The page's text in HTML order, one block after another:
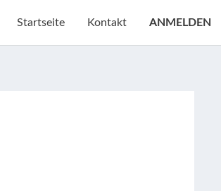
Startseite Kontakt ANMELDEN